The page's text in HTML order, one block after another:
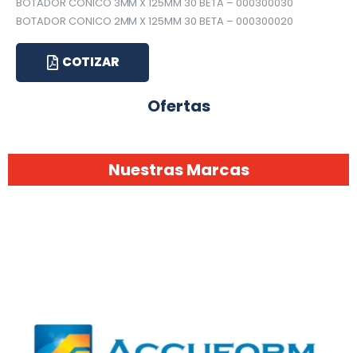
BOTADOR CONICO 2MM X 125MM 30 BETA – 000300020
COTIZAR
Ofertas
Nuestras Marcas